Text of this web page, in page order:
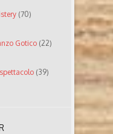
(70)
Gotico (22)
(39)